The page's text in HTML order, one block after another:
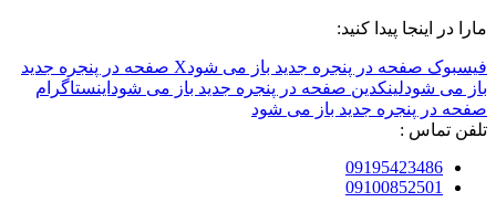
مارا در اینجا پیدا کنید:
فیسبوک صفحه در پنجره جدید باز می شود
X صفحه در پنجره جدید
باز می شودلینکدین صفحه در پنجره جدید باز می شود اینستاگرام
صفحه در پنجره جدید باز می شود
تلفن تماس :
09195423486
09100852501